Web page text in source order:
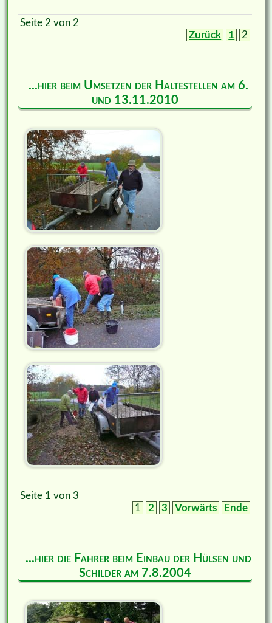
Seite 2 von 2
Zurück
1 2
...hier beim Umsetzen der Haltestellen am 6.
und 13.11.2010
Seite 1 von 3
1
2 3 Vorwärts Ende
...hier die Fahrer beim Einbau der Hülsen und
Schilder am 7.8.2004